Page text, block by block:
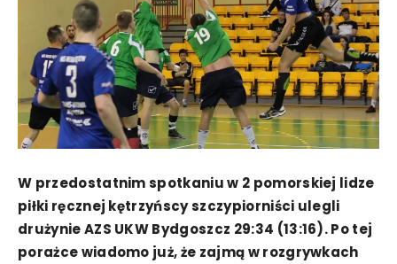
W przedostatnim spotkaniu w 2 pomorskiej lidze
piłki ręcznej kętrzyńscy szczypiorniści ulegli
drużynie AZS UKW Bydgoszcz 29:34 (13:16). Po tej
porażce wiadomo już, że zajmą w rozgrywkach